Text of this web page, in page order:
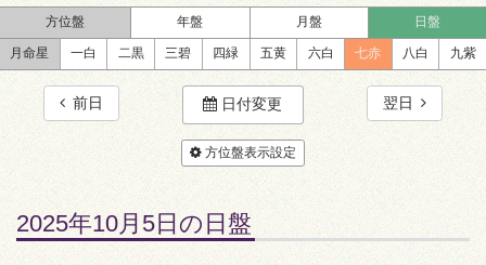
方位盤 年盤 月盤 日盤
月命星 一白 二黒 三碧 四緑 五黄 六白 七赤 八白 九紫
前日 日付変更 翌日
方位盤表示設定
2025年10月5日の日盤